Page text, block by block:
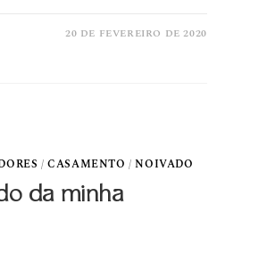
20 DE FEVEREIRO DE 2020
/CASAMENTO /NOIVADO
da minha